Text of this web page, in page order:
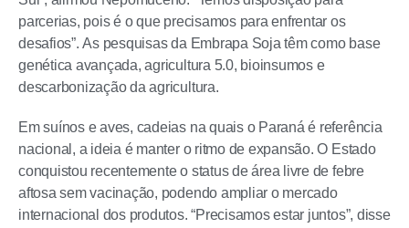
parcerias, pois é o que precisamos para enfrentar os
desafios”. As pesquisas da Embrapa Soja têm como base
genética avançada, agricultura 5.0, bioinsumos e
descarbonização da agricultura.
Em suínos e aves, cadeias na quais o Paraná é referência
nacional, a ideia é manter o ritmo de expansão. O Estado
conquistou recentemente o status de área livre de febre
aftosa sem vacinação, podendo ampliar o mercado
internacional dos produtos. “Precisamos estar juntos”, disse